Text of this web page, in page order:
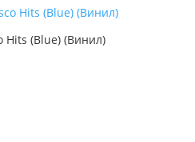
Hits (Blue) (Винил)